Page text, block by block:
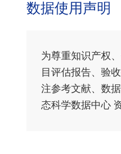
数据使用声明
为尊重知识产权
目评估报告、验
注参考文献、数
态科学数据中心